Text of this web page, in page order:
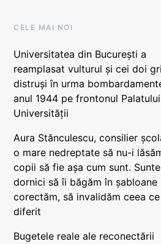
CELE MAI NOI
Universitatea din București a
reamplasat vulturul și cei doi
distruși în urma
anul 1944 pe frontonul Palatului
Universității
Aura Stănculescu, consilier
o mare nedreptate să nu-i
copii să fie așa cum sunt.
dornici să îi băgăm în șabloane
corectăm, să invalidăm ceea
diferit
Bugetele reale ale reconectării